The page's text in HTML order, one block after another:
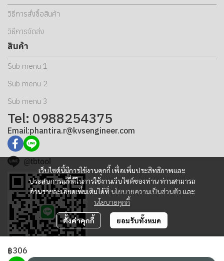
฿306
เว็บไซต์นี้มีการใช้งานคุกกี้ เพื่อเพิ่มประสิทธิภาพและ
ประสบการณ์ที่ดีในการใช้งานเว็บไซต์ของท่าน ท่านสามารถ
อ่านรายละเอียดเพิ่มเติมได้ที่ นโยบายความเป็นส่วนตัว และ
นโยบายคุกกี้
ตั้งค่าคุกกี้ ยอมรับทั้งหมด
วิธีการสั่งซื้อสินค้า
วิธีการจัดส่ง
สินค้า
Sub menu 1
Sub menu 2
Sub menu 3
Tel: 0988254375
Email:phantira.r@kvsengineer.com
@tbtool